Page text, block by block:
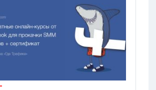
сети. А обучение проходит
площадке Facebook
Что это и зачем нужно, мы
в нашей сегодняшней